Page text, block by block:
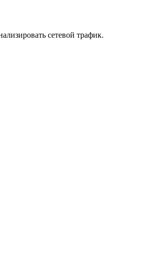
сетевой трафик.